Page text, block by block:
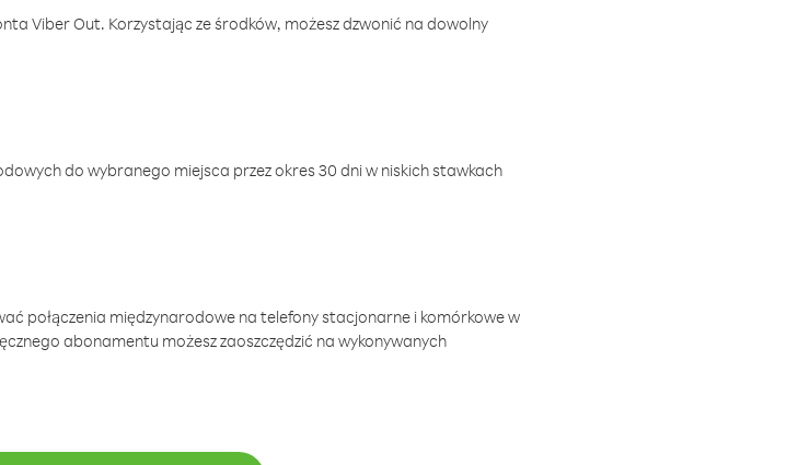
Viber Out. Korzystając ze środków, możesz dzwonić na dowolny
do wybranego miejsca przez okres 30 dni w niskich stawkach
połączenia międzynarodowe na telefony stacjonarne i komórkowe w
abonamentu możesz zaoszczędzić na wykonywanych